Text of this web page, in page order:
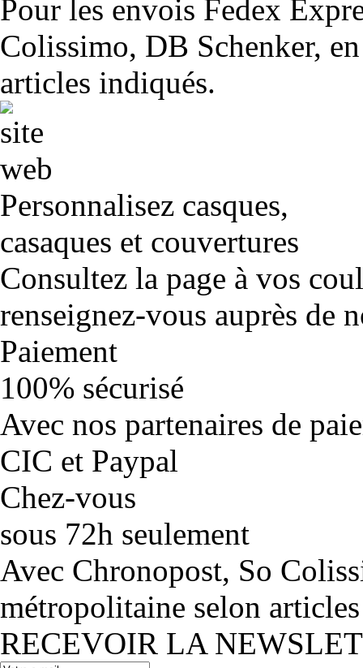
Pour les envois Fedex
Colissimo, DB Schenker,
articles indiqués.
Personnalisez casques,
casaques et couvertures
Consultez la page à vos
renseignez-vous auprès de
Paiement
100% sécurisé
Avec nos partenaires de
CIC et Paypal
Chez-vous
sous 72h seulement
Avec Chronopost, So
métropolitaine selon
RECEVOIR LA